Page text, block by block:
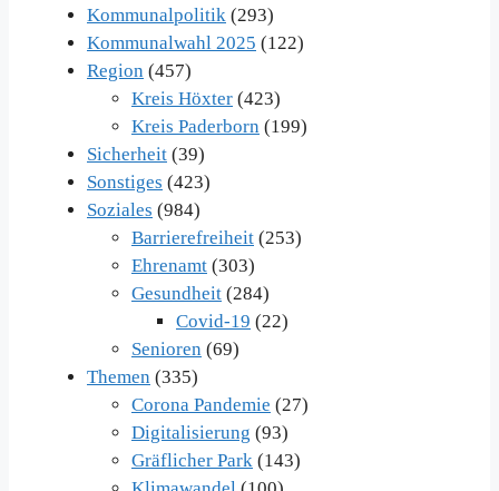
Kommunalpolitik (293)
Kommunalwahl 2025 (122)
Region (457)
Kreis Höxter (423)
Kreis Paderborn (199)
Sicherheit (39)
Sonstiges (423)
Soziales (984)
Barrierefreiheit (253)
Ehrenamt (303)
Gesundheit (284)
Covid-19 (22)
Senioren (69)
Themen (335)
Corona Pandemie (27)
Digitalisierung (93)
Gräflicher Park (143)